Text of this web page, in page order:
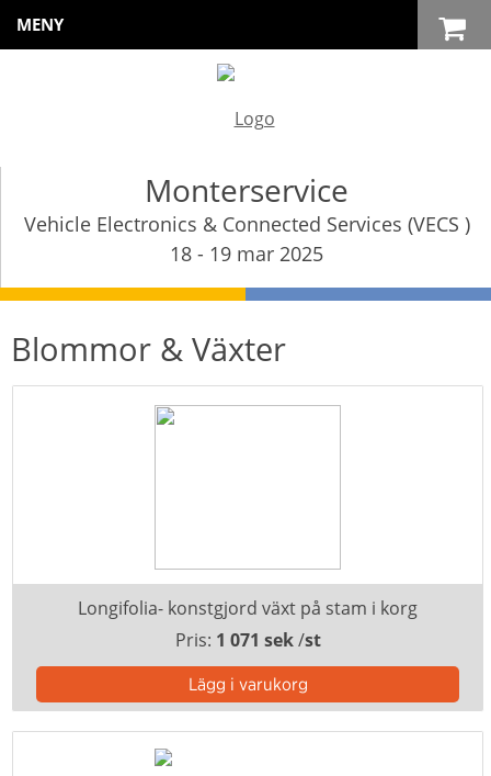
Monterservice
Vehicle Electronics & Connected Services (VECS )
18 - 19 mar 2025
MENY
Blommor & Växter
Longifolia- konstgjord växt på stam i korg
Pris: 1 071 sek/st